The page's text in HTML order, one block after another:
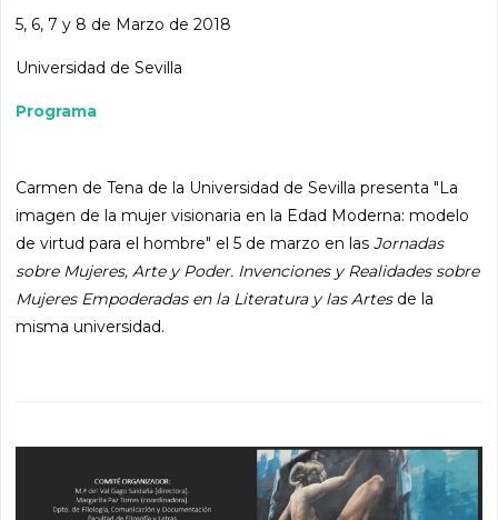
5, 6, 7 y 8 de Marzo de 2018
Universidad de Sevilla
Programa
Carmen de Tena de la Universidad de Sevilla presenta "La
imagen de la mujer visionaria en la Edad Moderna: modelo
de virtud para el hombre" el 5 de marzo en lasJornadas
sobre Mujeres, Arte y Poder. Invenciones y Realidades sobre
Mujeres Empoderadas en la Literatura y las Artesde la
misma universidad.